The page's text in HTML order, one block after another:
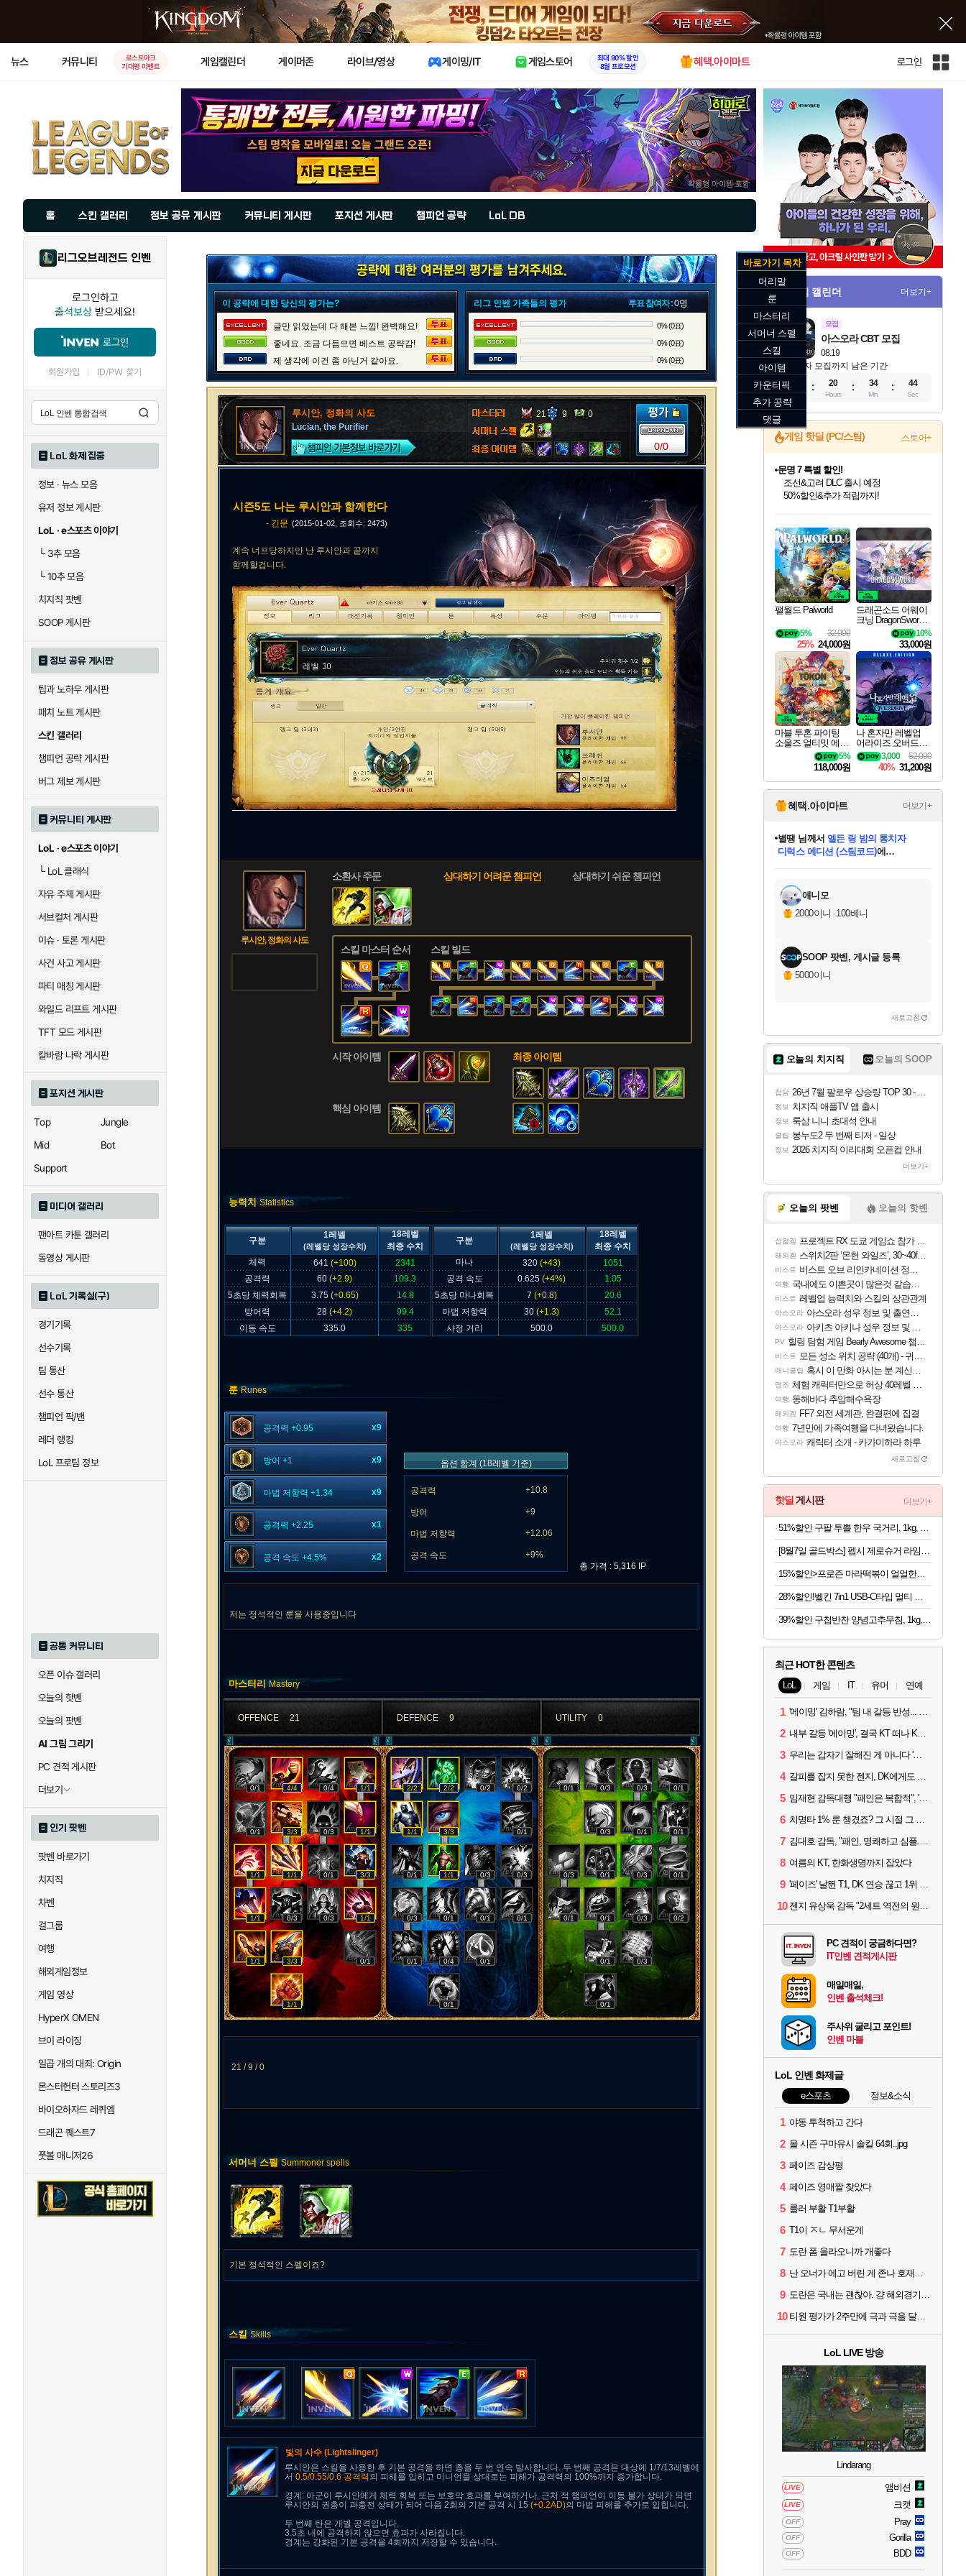
X
뉴스 커뮤니티
로스트아크
기대평 이벤트
게임캘린더 게이머존 라이브/영상 게이밍/IT 게임스토어
최대 90% 할인
8월 프로모션
혜택.아이마트 로그인
인
홈 스킨 갤러리 정보 공유 게시판 커뮤니티 게시판 포지션 게시판 챔피언 공략 LoL DB
리그오브레전드 인벤
로그인하고
출석보상 받으세요!
로그인
회원가입 ID/PW 찾기
LoL 화제 집중
정보 · 뉴스 모음
유저 정보 게시판
LoL · e스포츠 이야기
└3추 모음
└10추 모음
치지직 팟벤
SOOP 게시판
정보 공유 게시판
팁과 노하우 게시판
패치 노트 게시판
스킨 갤러리
챔피언 공략 게시판
버그 제보 게시판
커뮤니티 게시판
LoL · e스포츠 이야기
└LoL 클래식
자유 주제 게시판
서브컬처 게시판
이슈 · 토론 게시판
사건 사고 게시판
파티 매칭 게시판
와일드 리프트 게시판
TFT 모드 게시판
칼바람 나락 게시판
포지션 게시판
Top
Jungle
Mid
Bot
Support
미디어 갤러리
팬아트 카툰 갤러리
동영상 게시판
LoL 기록실(구)
경기기록
선수기록
팀 통산
선수 통산
챔피언 픽/밴
레더 랭킹
LoL 프로팀 정보
공통 커뮤니티
오픈 이슈 갤러리
오늘의 핫벤
오늘의 팟벤
AI 그림 그리기
PC 견적 게시판
더보기
인기 팟벤
팟벤 바로가기
치지직
차벤
걸그룹
여행
해외게임정보
게임 영상
HyperX OMEN
브이 라이징
일곱 개의 대죄: Origin
몬스터헌터 스토리즈3
바이오하자드 레퀴엠
드래곤 퀘스트7
풋볼 매니저26
이 공략에 대한 당신의 평가는?
글만 읽었는데 다 해본 느낌! 완벽해요!
좋네요. 조금 다듬으면 베스트 공략감!
제 생각에 이건 좀 아닌거 같아요.
리그 인벤 가족들의 평가 투표 참여자 :0명
0% (0표)
0% (0표)
0% (0표)
루시안, 정화의 사도
Lucian, the Purifier
21 9 0
0/0
시즌5도 나는 루시안과 함께한다
- 긴문 (2015-01-02, 조회수: 2473)
계속 너프당하지만 난 루시안과 끝까지
함께할겁니다.
루시안, 정화의 사도
소환사 주문 상대하기 어려운 챔피언 상대하기 쉬운 챔피언
스킬 마스터 순서 스킬 빌드
시작 아이템
핵심 아이템
최종 아이템
능력치 Statistics
구분
1레벨
(레벨당 성장수치)
18레벨
최종 수치
구분
1레벨
(레벨당 성장수치)
18레벨
최종 수치
체력
641 (+100) 2341 마나 320 (+43)
1051
공격력
60 (+2.9) 109.3 공격 속도 0.625 (+4%)
1.05
5초당 체력회복
3.75 (+0.65) 14.8 5초당 마나회복 7 (+0.8)
20.6
방어력
28 (+4.2) 99.4 마법 저항력 30 (+1.3)
52.1
이동 속도
335.0 335 사정 거리 500.0 500.0
룬Runes
공격력 +0.95 x9
방어 +1 x9
마법 저항력 +1.34 x9
공격력 +2.25 x1
공격 속도 +4.5% x2
옵션 합계 (18레벨 기준)
공격력 +10.8
방어 +9
마법 저항력 +12.06
공격 속도
+9%
총 가격 : 5,316 IP
저는 정석적인 룬을 사용중입니다
마스터리Mastery
OFFENCE 21 DEFENCE 9 UTILITY 0
0/1 4/4 0/4 1/1
0/1 3/3 0/3 1/1
1/1 1/1 0/1 3/3
1/1 0/3 0/3 1/1
1/1 3/3 0/1
1/1
2/2 2/2 0/2 0/2
1/1 3/3 0/1
0/1 1/1 0/3 0/3
0/3 0/1 0/1 0/1
0/1 0/4 0/1
0/1
0/1 0/3 0/3 0/1
0/3 0/1 0/1
0/3 0/1 0/3 0/1
0/1 0/1 0/3 0/2
0/1 0/3
0/1
21 / 9 / 0
서머너 스펠Summoner spells
기본 정석적인 스펠이죠?
스킬Skills
빛의 사수 (Lightslinger)
루시안은 스킬을 사용한 후 기본 공격을 하면 총을 두 번 연속 발사합니다. 두 번째 공격은 대상에 1/7/13레벨에
서 0.5/0.55/0.6 공격력 의 피해를 입히고 미니언을 상대로는 피해가 공격력의 100%까지 증가합니다.
경계: 아군이 루시안에게 체력 회복 또는 보호막 효과를 부여하거나, 근처 적 챔피언이 이동 불가 상태가 되면
루시안의 권총이 과충전 상태가 되어 다음 2회의 기본 공격 시 15 (+0.2AD)의 마법 피해를 추가로 입힙니다.
두 번째 탄은 개별 공격입니다.
3.5초 내에 공격하지 않으면 효과가 사라집니다.
경계는 강화된 기본 공격을 4회까지 저장할 수 있습니다.
게임 캘린더 더보기+
모집
08.19
아스오라 CBT 모집
참가자 모집까지 남은 기간
Days
20
Hours
34
Min
43
Sec
게임 핫딜 (PC/스팀) 스토어+
최대 90% 할인가를 만나보세요!
네이버혜택과 함께 만나보세요!
문명 7 특별 할인!
조선&고려 DLC 출시 예정
50%할인&추가 적립까지!
네이버 포인트 혜택까지!
이니&베니 혜택까지!
네이버 혜택가와 함께 예약하세요!
할인&네이버혜택으로 만나보세요!
네이버페이 혜택과 만나보세요!
40주년 프로모션으로 만나보세요!
할인가에 만나보세요!
일부 에디션 상시 할인!
혜택으로 예약 판매 중
편안하게 충전하세요
팰월드 Palworld
32,000
5%
25% 24,000원
드래곤소드 어웨이
크닝 DragonSword A
10%
33,000원
마블 투혼 파이팅
소울즈 얼티밋 에디
션 MARVEL Tokon
Fighting Souls Ultima
5%
118,000원
나 혼자만 레벨업
어라이즈 오버드라
이브 디럭스 에디션
Solo Leveling Arise
Overdrive Deluxe Edi
tion
52,000
3,000
40% 31,200원
혜택.아이마트 더보기+
교환.
별땡 님께서 엘든 링 밤의 통치자
디럭스 에디션 (스팀코드)에
당첨되셨습니다.
당첨되셨습니다.
당첨되셨습니다.
당첨되셨습니다.
당첨되셨습니다.
당첨되셨습니다.
에디션 (스팀코드)
당첨되셨습니다.
애니모
2000이니 · 100베니
SOOP 팟벤, 게시글 등록
5000이니
새로고침
오늘의 치지직 오늘의 SOOP
잡담 26년 7월 팔로우 상승량 TOP 30 - 월간 치지직
정보 치지직 애플TV 앱 출시
정보 룩삼 니니 초대석 안내
클립 봉누도2 두 번째 티저 - 일상
정보 2026 치지직 이리대회 오픈컵 안내
더보기+
오늘의 팟벤 오늘의 핫벤
섭컬겜 프로젝트 RX 도쿄 게임쇼 참가 결정
해외겜 스위치2판 ‘몬헌 와일즈’, 30~40fps 목표 추정
비스트 비스트 오브 리인카네이션 정보/공략글 모음
여행 국내에도 이쁜곳이 많은것 같습니다
비스트 레벨업 능력치와 스킬의 상관관계
아스오라 아스오라 성우 정보 및 출연작 모음
아스오라 아키츠 아키나 성우 정보 및 주요 필모
PV 힐링 탐험 게임 Bearly Awesome 챕터 1 트레일러
비스트 모든 성소 위치 공략 (40개) - 귀환한 영혼 도전과제
애니클립 혹시 이 만화 아시는 분 계신가요
명조 체험 캐릭터만으로 허상 40레벨 하이와티아 5분 컷!｜에이메스·린네·모니에 명함
여행 동해바다 추암해수욕장
해외겜 FF7 외전 세계관, 완결편에 집결
여행 7년만에 가족여행을 다녀왔습니다.
아스오라 캐릭터 소개 - 카가미하라 하루
새로고침
핫딜 게시판 더보기+
15%할인>프로즌 마라떡볶이 얼얼한맛, 440g, 2개
39%할인 구첩반찬 양념고추무침, 1kg, 1개
최근 HOT한 콘텐츠
LoL 게임 IT 유머 연예
1 '에이밍' 김하람, "팀 내 갈등 반성... 끝까지 뛰고 싶었다"
2 내부 갈등 '에이밍', 결국 KT 떠나 KRX로...'지우'와 트레이드
3 우리는 갑자기 잘해진 게 아니다 '씨맥' 김대호 감독의 자신감
4 갈피를 잡지 못한 젠지, DK에게도 0:2 패배
5 임재현 감독대행 "패인은 복합적", '도란' "팀에 과부하 왔다"
6 치명타 1% 룬 챙겼죠? 그 시절 그 감성 '롤 클래식' 30일 출시
7 김대호 감독, "패인, 명쾌하고 심플...다시 힘낼 수 있어"
8 여름의 KT, 한화생명까지 잡았다
9 '페이즈' 날뛴 T1, DK 연승 끊고 1위 지켜
10 젠지 유상욱 감독 "2세트 역전의 원인...너무 급했다"
PC 견적이 궁금하다면?
IT인벤 견적게시판
매일매일,
인벤 출석체크!
주사위 굴리고 포인트!
인벤 마블
LoL 인벤 화제글
e스포츠 정보&소식
1 야동 투척하고 간다
2 올 시즌 구마유시 솔킬 64회..jpg
3 페이즈 감상평
4 페이즈 영애짤 찾았다
5 룰러 부활 T1부활
6 T1이 ㅈㄴ 무서운게
7 도란 폼 올라오니까 개좋다
8 난 오너가 에고 버린 게 존나 호재라고 봄
9 도란은 국내는 괜찮아. 걍 해외경기가 개 쓰레기라 그래
10 티원 평가가 2주만에 극과 극을 달리고 있네
LoL LIVE 방송
Lindarang
LIVE 앰비션
LIVE 크캣
OFF Pray
OFF Gorilla
OFF BDD
바로가기 목차
머리말
룬
마스터리
서머너 스펠
스킬
아이템
카운터픽
추가 공략
댓글